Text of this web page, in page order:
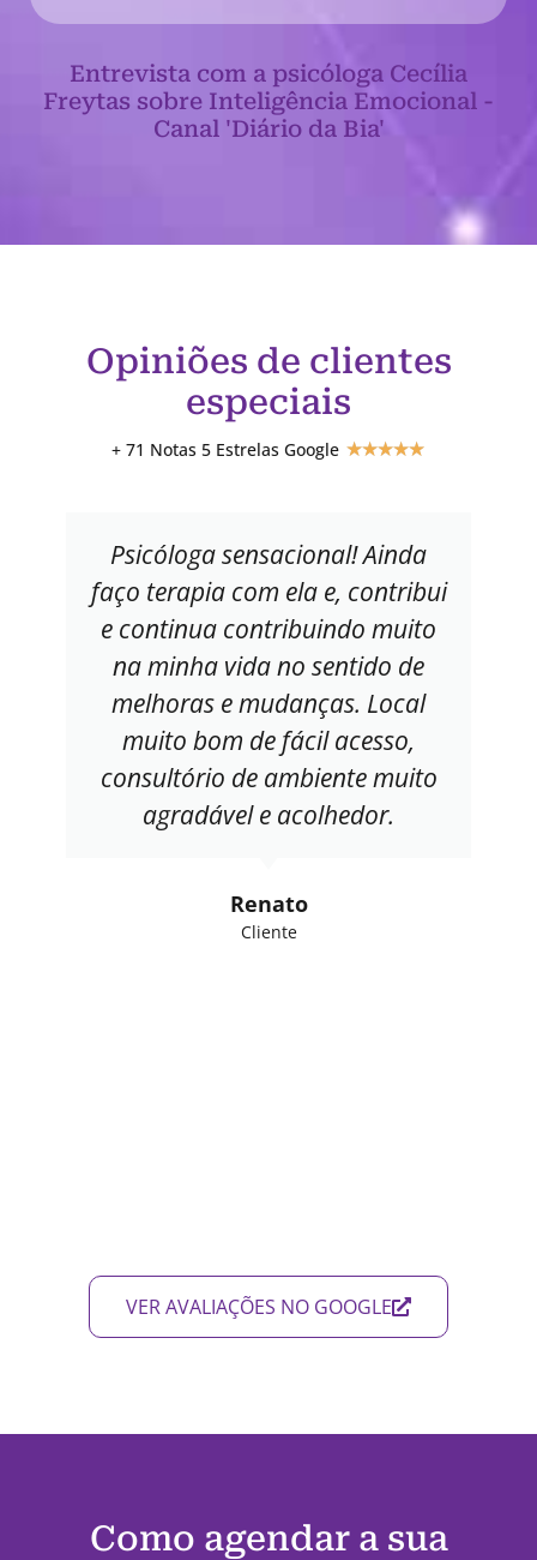
Entrevista com a psicóloga Cecília
Freytas sobre Inteligência Emocional -
Canal 'Diário da Bia'
Opiniões de clientes
especiais
+ 71 Notas 5 Estrelas Google ★★★★★
Psicóloga sensacional! Ainda
faço terapia com ela e, contribui
e continua contribuindo muito
na minha vida no sentido de
melhoras e mudanças. Local
muito bom de fácil acesso,
consultório de ambiente muito
agradável e acolhedor.
Renato
Cliente
VER AVALIAÇÕES NO GOOGLE
Como agendar a sua